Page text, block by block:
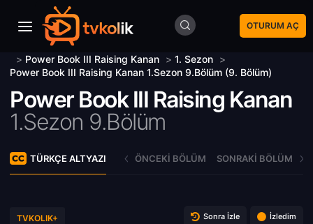
OTURUM AÇ
> Power Book III Raising Kanan > 1. Sezon >
Power Book III Raising Kanan 1.Sezon 9.Bölüm (9. Bölüm)
Power Book III Raising Kanan
1.Sezon 9.Bölüm
TÜRKÇE ALTYAZI ÖNCEKI BÖLÜM SONRAKI BÖLÜM
TVKOLIK+ Sonra İzle İzledim